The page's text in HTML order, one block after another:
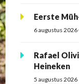
Eerste
6 augustus
Rafael
Heineken
5 augustus 2026